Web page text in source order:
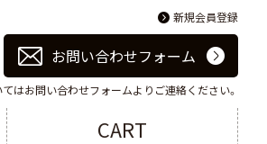
新規会員登録
お問い合わせフォーム
てはお問い合わせフォームよりご連絡ください。
CART